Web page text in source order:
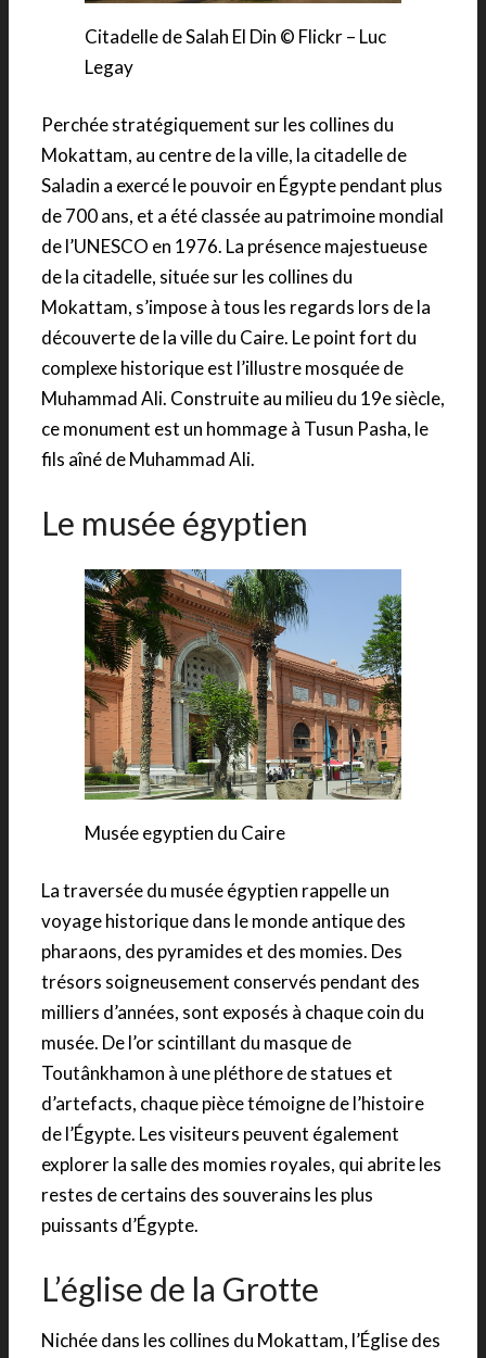
Citadelle de Salah El Din © Flickr – Luc
Legay
Perchée stratégiquement sur les collines du
Mokattam, au centre de la ville, la citadelle de
Saladin a exercé le pouvoir en Égypte pendant plus
de 700 ans, et a été classée au patrimoine mondial
de l’UNESCO en 1976. La présence majestueuse
de la citadelle, située sur les collines du
Mokattam, s’impose à tous les regards lors de la
découverte de la ville du Caire. Le point fort du
complexe historique est l’illustre mosquée de
Muhammad Ali. Construite au milieu du 19e siècle,
ce monument est un hommage à Tusun Pasha, le
fils aîné de Muhammad Ali.
Le musée égyptien
Musée egyptien du Caire
La traversée du musée égyptien rappelle un
voyage historique dans le monde antique des
pharaons, des pyramides et des momies. Des
trésors soigneusement conservés pendant des
milliers d’années, sont exposés à chaque coin du
musée. De l’or scintillant du masque de
Toutânkhamon à une pléthore de statues et
d’artefacts, chaque pièce témoigne de l’histoire
de l’Égypte. Les visiteurs peuvent également
explorer la salle des momies royales, qui abrite les
restes de certains des souverains les plus
puissants d’Égypte.
L’église de la Grotte
Nichée dans les collines du Mokattam, l’Église des